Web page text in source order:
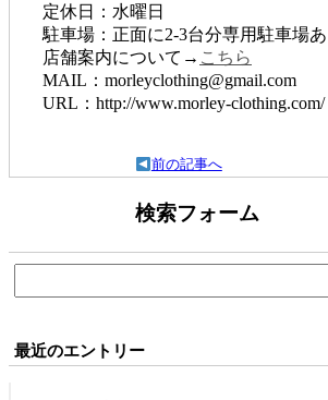
定休日：水曜日
駐車場：正面に2-3台分専用駐車場あ
店舗案内について→ こちら
MAIL：morleyclothing@gmail.com
URL：http://www.morley-clothing.com/
前の記事へ
検索フォーム
索:
最近のエントリー